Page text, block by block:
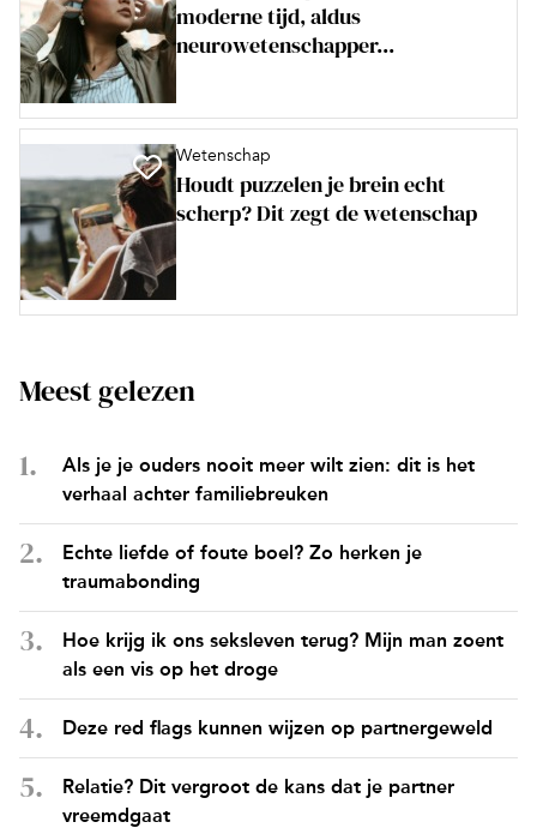
moderne tijd, aldus
neurowetenschapper...
Wetenschap
Houdt puzzelen je brein echt
scherp? Dit zegt de wetenschap
Meest gelezen
Als je je ouders nooit meer wilt zien: dit is het
verhaal achter familiebreuken
Echte liefde of foute boel? Zo herken je
traumabonding
Hoe krijg ik ons seksleven terug? Mijn man zoent
als een vis op het droge
Deze red flags kunnen wijzen op partnergeweld
Relatie? Dit vergroot de kans dat je partner
vreemdgaat